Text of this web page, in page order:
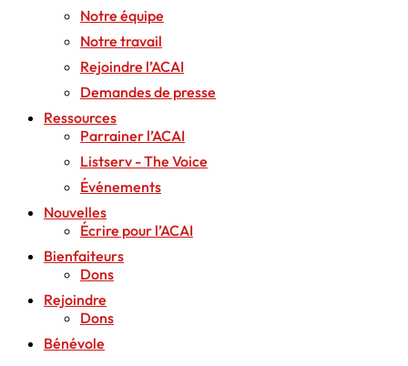
Notre équipe
Notre travail
Rejoindre l’ACAI
Demandes de presse
Ressources
Parrainer l’ACAI
Listserv - The Voice
Événements
Nouvelles
Écrire pour l’ACAI
Bienfaiteurs
Dons
Rejoindre
Dons
Bénévole